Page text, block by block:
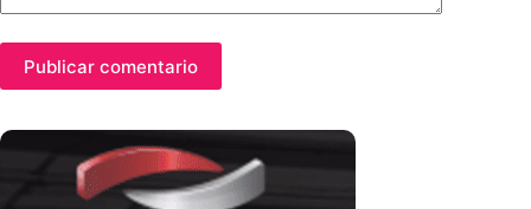
Publicar comentario